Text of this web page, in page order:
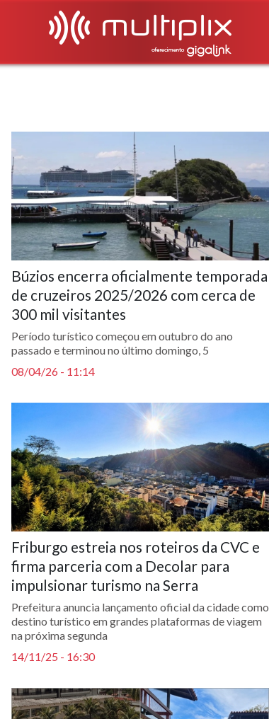
Búzios encerra oficialmente temporada
de cruzeiros 2025/2026 com cerca de
300 mil visitantes
Período turístico começou em outubro do ano
passado e terminou no último domingo, 5
08/04/26 - 11:14
Friburgo estreia nos roteiros da CVC e
firma parceria com a Decolar para
impulsionar turismo na Serra
Prefeitura anuncia lançamento oficial da cidade como
destino turístico em grandes plataformas de viagem
na próxima segunda
14/11/25 - 16:30